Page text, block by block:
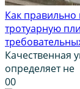
Как правильно
тротуарную
Качественная
определяет не
00